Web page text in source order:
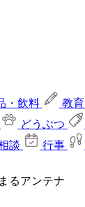
・飲料 教育
どうぶつ
談 行事
るアンテナ